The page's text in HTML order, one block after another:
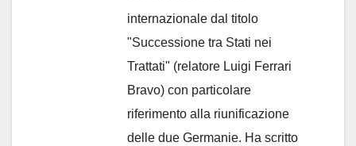
internazionale dal titolo
"Successione tra Stati nei
Trattati" (relatore Luigi Ferrari
Bravo) con particolare
riferimento alla riunificazione
delle due Germanie. Ha scritto